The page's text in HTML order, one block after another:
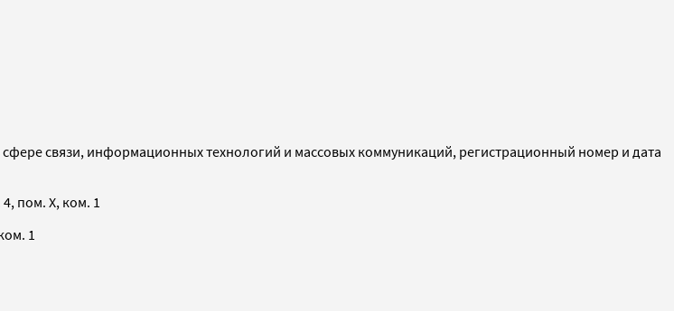
связи, информационных технологий и массовых коммуникаций, регистрационный номер и дата
пом. X, ком. 1
1